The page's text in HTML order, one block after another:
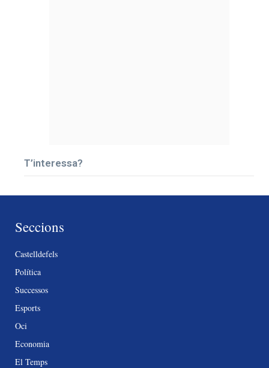
T’interessa?
Seccions
Castelldefels
Política
Successos
Esports
Oci
Economia
El Temps